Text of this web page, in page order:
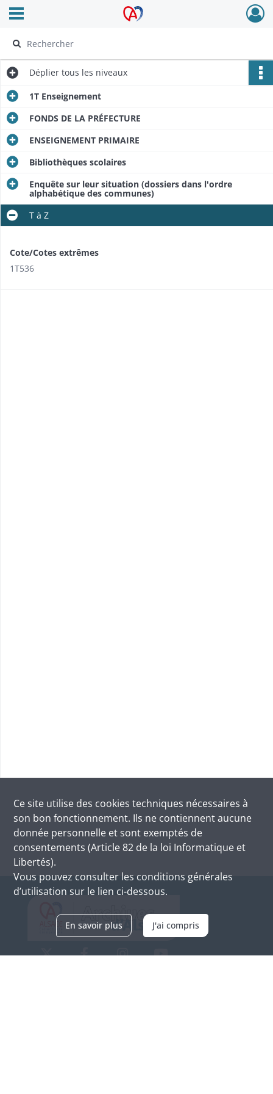
Archives Alsace - Colmar
Ouvrir le menu déroulant
Déplier tous les niveaux
1T Enseignement
FONDS DE LA PRÉFECTURE
ENSEIGNEMENT PRIMAIRE
Bibliothèques scolaires
Enquête sur leur situation (dossiers dans l'ordre
alphabétique des communes)
T à Z
Cote/Cotes extrêmes
1T536
Ce site utilise des cookies techniques nécessaires à
son bon fonctionnement. Ils ne contiennent aucune
donnée personnelle et sont exemptés de
consentements (Article 82 de la loi Informatique et
Libertés).
Vous pouvez consulter les conditions générales
d’utilisation sur le lien ci-dessous.
En savoir plus J'ai compris